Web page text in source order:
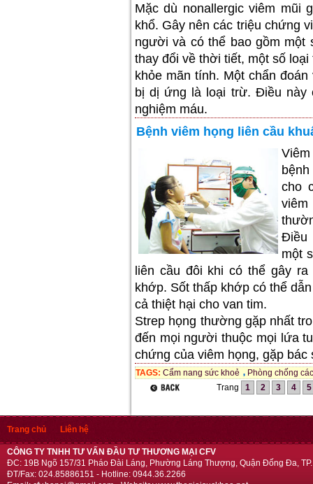
Mặc dù nonallergic viêm mũi
khổ. Gây nên các triệu chứng
người và có thể bao gồm một
thay đổi về thời tiết, một số
khỏe mãn tính. Một chẩn
bị dị ứng là loại trừ. Điều này
nghiệm máu.
Bệnh viêm họng liên cầu
cho
Điều
một
liên cầu đôi khi có thể gây
khớp. Sốt thấp khớp có thể
cả thiệt hại cho van tim.
Strep họng thường gặp nhất
đến mọi người thuộc mọi lứa
chứng của viêm họng, gặp
TAGS: Cẩm nang sức khoẻ
Phòng chống
Trang
1 2 3 4 5
Trang chủ Liên hệ
CÔNG TY TNHH TƯ VẤN ĐẦU TƯ THƯƠNG MẠI CFV
ĐC: 19B Ngõ 157/31 Pháo Đài Láng, Phường Láng Thượng, Quận Đống Đa,
ĐT/Fax: 024.85886151 - Hotline: 0944.36.2266